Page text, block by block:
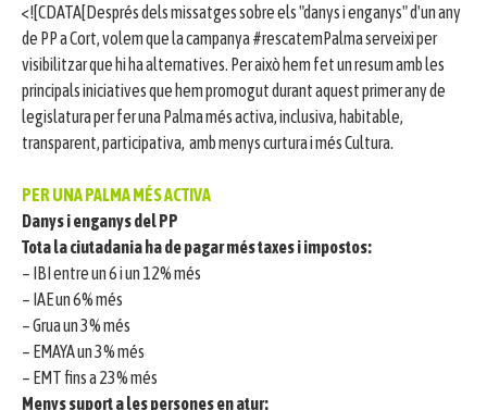
<![CDATA[Després dels missatges sobre els "danys i enganys" d'un any
de PP a Cort, volem que la campanya #rescatemPalma serveixi per
visibilitzar que hi ha alternatives. Per això hem fet un resum amb les
principals iniciatives que hem promogut durant aquest primer any de
legislatura per fer una Palma més activa, inclusiva, habitable,
transparent, participativa, amb menys curtura i més Cultura.
PER UNA PALMA MÉS ACTIVA
Danys i enganys del PP
Tota la ciutadania ha de pagar més taxes i impostos:
– IBI entre un 6 i un 12% més
– IAE un 6% més
– Grua un 3% més
– EMAYA un 3% més
– EMT fins a 23% més
Menys suport a les persones en atur: